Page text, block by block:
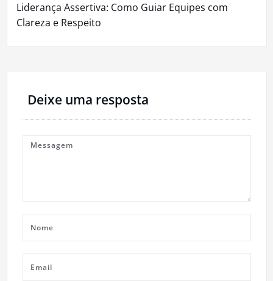
Liderança Assertiva: Como Guiar Equipes com
Clareza e Respeito
Deixe uma resposta